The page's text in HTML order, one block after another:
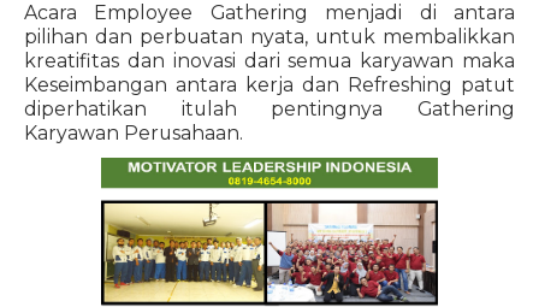
Acara Employee Gathering menjadi di antara
pilihan dan perbuatan nyata, untuk membalikkan
kreatifitas dan inovasi dari semua karyawan maka
Keseimbangan antara kerja dan Refreshing patut
diperhatikan itulah pentingnya Gathering
Karyawan Perusahaan.